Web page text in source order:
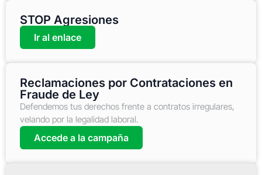
STOP Agresiones
Ir al enlace
Reclamaciones por Contrataciones en
Fraude de Ley
Defendemos tus derechos frente a contratos irregulares,
velando por la legalidad laboral.
Accede a la campaña